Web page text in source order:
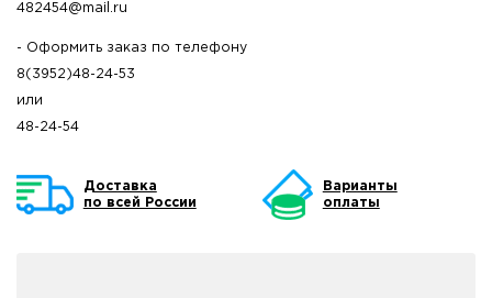
482454@mail.ru
- Оформить заказ по телефону
8(3952)48-24-53
или
48-24-54
Доставка
по всей России
Варианты
оплаты